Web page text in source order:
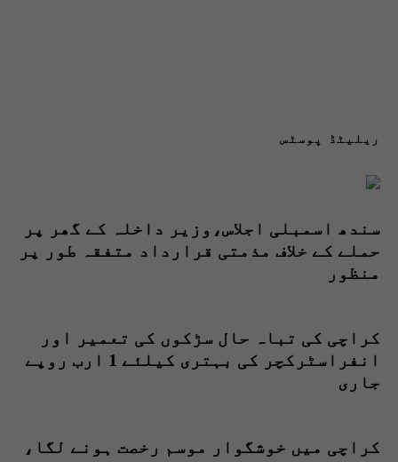
ریلیٹڈ پوسٹس
سندھ اسمبلی اجلاس،وزیر داخلہ کے گھر پر
حملے کے خلاف مذمتی قرارداد متفقہ طور پر
منظور
کراچی کی تباہ حال سڑکوں کی تعمیر اور
انفراسٹرکچر کی بہتری کیلئے 1 ارب روپے
جاری
کراچی میں خوشگوار موسم رخصت ہونے لگا،